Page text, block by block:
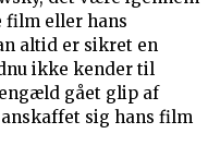
film eller hans
altid er sikret en
ikke kender til
gået glip af
sig hans film